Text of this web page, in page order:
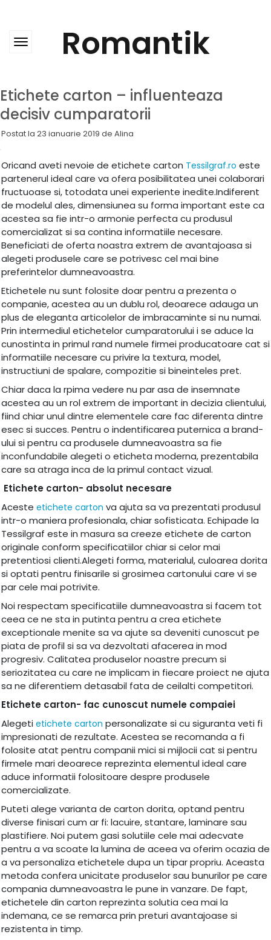
Romantik
Etichete carton – influenteaza
decisiv cumparatorii
Postat la 23 ianuarie 2019 de Alina
Oricand aveti nevoie de etichete carton Tessilgraf.ro este
partenerul ideal care va ofera posibilitatea unei colaborari
fructuoase si, totodata unei experiente inedite.Indiferent
de modelul ales, dimensiunea su forma important este ca
acestea sa fie intr-o armonie perfecta cu produsul
comercializat si sa contina informatiile necesare.
Beneficiati de oferta noastra extrem de avantajoasa si
alegeti produsele care se potrivesc cel mai bine
preferintelor dumneavoastra.
Etichetele nu sunt folosite doar pentru a prezenta o
companie, acestea au un dublu rol, deoarece adauga un
plus de eleganta articolelor de imbracaminte si nu numai.
Prin intermediul etichetelor cumparatorului i se aduce la
cunostinta in primul rand numele firmei producatoare cat si
informatiile necesare cu privire la textura, model,
instructiuni de spalare, compozitie si bineinteles pret.
Chiar daca la rpima vedere nu par asa de insemnate
acestea au un rol extrem de important in decizia clientului,
fiind chiar unul dintre elementele care fac diferenta dintre
esec si succes. Pentru o indentificarea puternica a brand-
ului si pentru ca produsele dumneavoastra sa fie
inconfundabile alegeti o eticheta moderna, prezentabila
care sa atraga inca de la primul contact vizual.
Etichete carton- absolut necesare
Aceste etichete carton va ajuta sa va prezentati produsul
intr-o maniera profesionala, chiar sofisticata. Echipade la
Tessilgraf este in masura sa creeze etichete de carton
originale conform specificatiilor chiar si celor mai
pretentiosi clienti.Alegeti forma, materialul, culoarea dorita
si optati pentru finisarile si grosimea cartonului care vi se
par cele mai potrivite.
Noi respectam specificatiile dumneavoastra si facem tot
ceea ce ne sta in putinta pentru a crea etichete
exceptionale menite sa va ajute sa deveniti cunoscut pe
piata de profil si sa va dezvoltati afacerea in mod
progresiv. Calitatea produselor noastre precum si
seriozitatea cu care ne implicam in fiecare proiect ne ajuta
sa ne diferentiem detasabil fata de ceilalti competitori.
Etichete carton- fac cunoscut numele compaiei
Alegeti etichete carton personalizate si cu siguranta veti fi
impresionati de rezultate. Acestea se recomanda a fi
folosite atat pentru companii mici si mijlocii cat si pentru
firmele mari deoarece reprezinta elementul ideal care
aduce informatii folositoare despre produsele
comercializate.
Puteti alege varianta de carton dorita, optand pentru
diverse finisari cum ar fi: lacuire, stantare, laminare sau
plastifiere. Noi putem gasi solutiile cele mai adecvate
pentru a va scoate la lumina de aceea va oferim ocazia de
a va personaliza etichetele dupa un tipar propriu. Aceasta
metoda confera unicitate produselor sau bunurilor pe care
compania dumneavoastra le pune in vanzare. De fapt,
etichetele din carton reprezinta solutia cea mai la
indemana, ce se remarca prin preturi avantajoase si
rezistenta in timp.